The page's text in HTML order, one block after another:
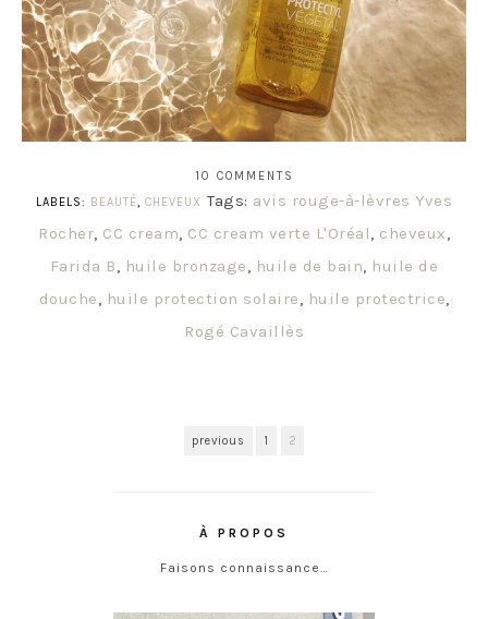
10 COMMENTS
LABELS: BEAUTÉ, CHEVEUX Tags: avis rouge-à-lèvres Yves
Rocher, CC cream, CC cream verte L'Oréal, cheveux,
Farida B, huile bronzage, huile de bain, huile de
douche, huile protection solaire, huile protectrice,
Rogé Cavaillès
previous 1 2
À PROPOS
Faisons connaissance…